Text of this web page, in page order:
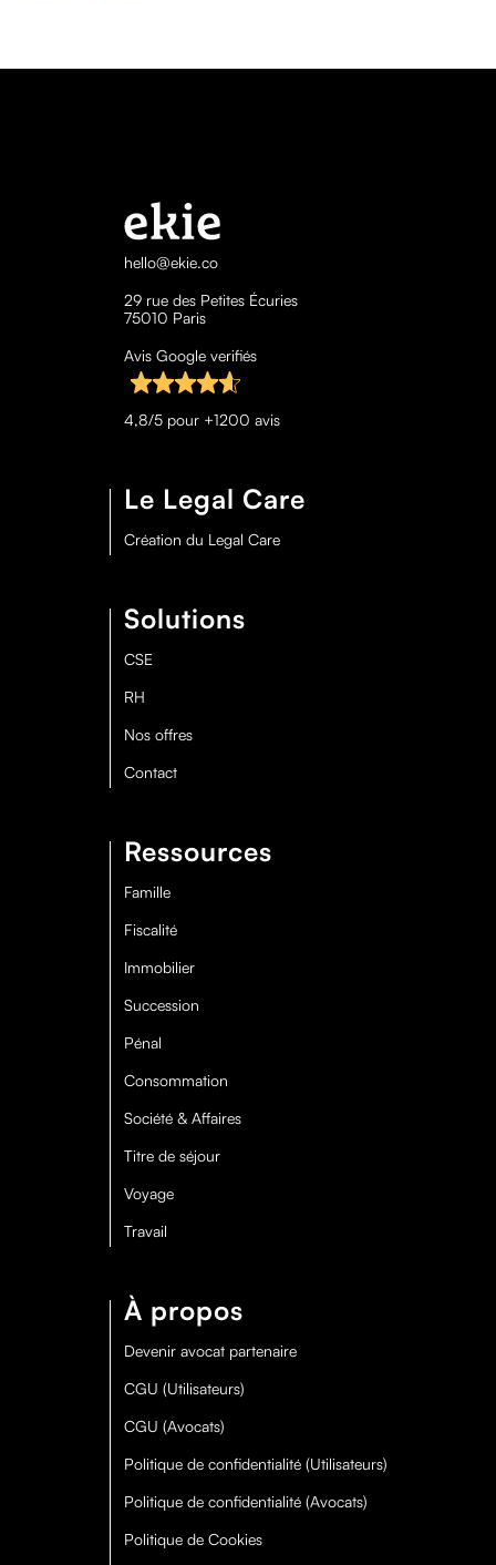
hello@ekie.co
29 rue des Petites Écuries
75010 Paris
Avis Google verifiés
4,8/5 pour +1200 avis
Le Legal Care
Création du Legal Care
Solutions
CSE
RH
Nos offres
Contact
Ressources
Famille
Fiscalité
Immobilier
Succession
Pénal
Consommation
Société & Affaires
Titre de séjour
Voyage
Travail
À propos
Devenir avocat partenaire
CGU (Utilisateurs)
CGU (Avocats)
Politique de confidentialité (Utilisateurs)
Politique de confidentialité (Avocats)
Politique de Cookies